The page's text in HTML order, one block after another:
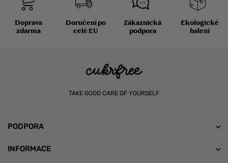
Doprava
zdarma
Doručení po
celé EU
Zákaznická
podpora
Ekologické
balení
TAKE GOOD CARE OF YOURSELF
PODPORA
INFORMACE